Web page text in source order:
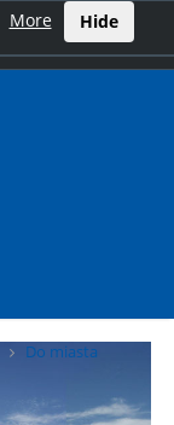
More Hide
Do miasta